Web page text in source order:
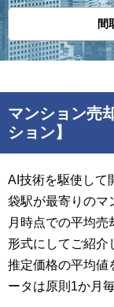
間
マンション売
ション】
AI技術を駆使して
袋駅が最寄りのマ
月時点での平均
形式にしてご紹介
推定価格の平均値
ータは原則1か月